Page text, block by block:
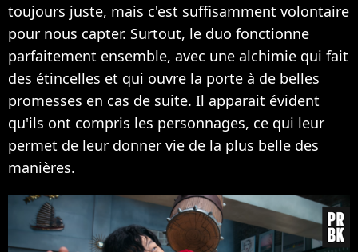
toujours juste, mais c'est suffisamment volontaire
pour nous capter. Surtout, le duo fonctionne
parfaitement ensemble, avec une alchimie qui fait
des étincelles et qui ouvre la porte à de belles
promesses en cas de suite. Il apparait évident
qu'ils ont compris les personnages, ce qui leur
permet de leur donner vie de la plus belle des
manières.